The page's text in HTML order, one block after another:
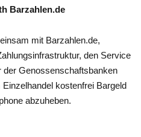
Barzahlen.de
mit Barzahlen.de,
den Service
der Genossenschaftsbanken
kostenfrei Bargeld
abzuheben.